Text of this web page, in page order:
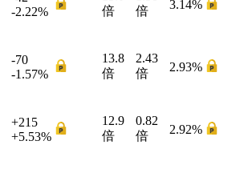
-2.22%
倍
倍
3.14%
-70
-1.57%
13.8
倍
2.43
倍
2.93%
+215
+5.53%
12.9
倍
0.82
倍
2.92%